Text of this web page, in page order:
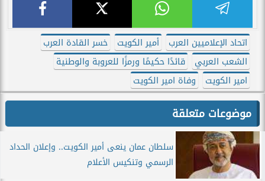
اتحاد الإعلاميين العرب أمير الكويت
خسر القادة العرب
الشعب العربي
قائدًا حكيمًا ورمزًا للعروبة والوطنية
امير الكويت
وفاة امير الكويت
موضوعات متعلقة
سلطان عمان ينعى أمير الكويت.. وإعلان الحداد
الرسمي وتنكيس الأعلام